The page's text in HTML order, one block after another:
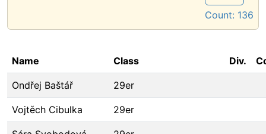
Count: 136
Name Class Div.
Ondřej Baštář 29er
Vojtěch Cibulka 29er